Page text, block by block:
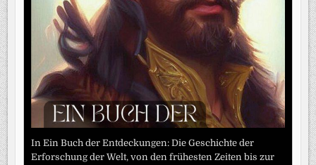
In Ein Buch der Entdeckungen: Die Geschichte der
Erforschung der Welt, von den frühesten Zeiten bis zur